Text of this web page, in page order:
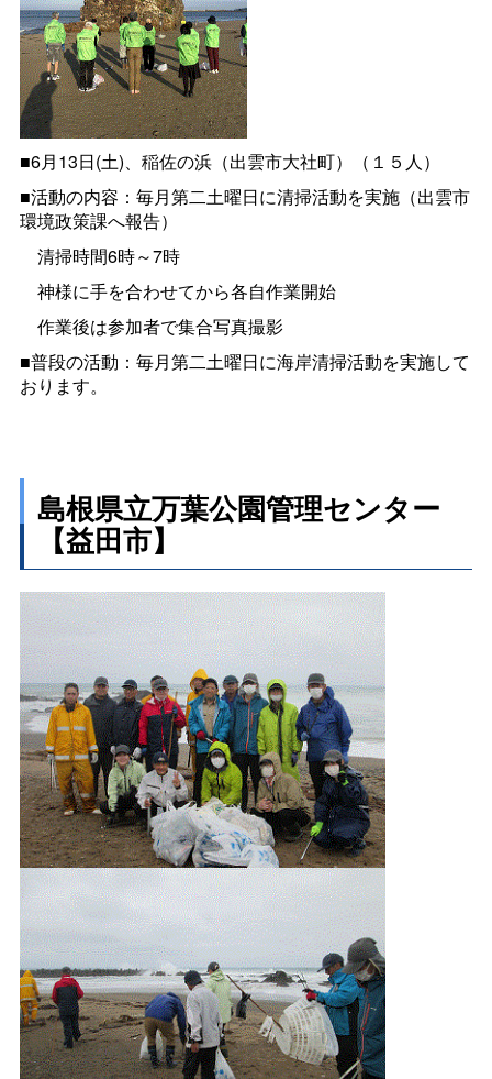
■6月13日(土)、稲佐の浜（出雲市大社町）（１５人）
■活動の内容：毎月第二土曜日に清掃活動を実施（出雲市
環境政策課へ報告）
清掃時間6時～7時
神様に手を合わせてから各自作業開始
作業後は参加者で集合写真撮影
■普段の活動：毎月第二土曜日に海岸清掃活動を実施して
おります。
島根県立万葉公園管理センター
【益田市】